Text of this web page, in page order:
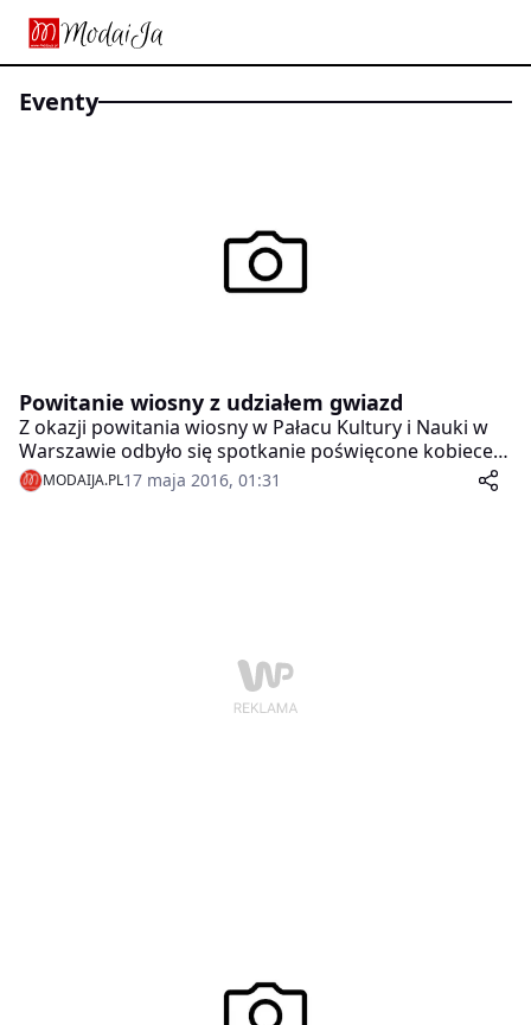
eventy
Powitanie wiosny z udziałem gwiazd
Z okazji powitania wiosny w Pałacu Kultury i Nauki w
Warszawie odbyło się spotkanie poświęcone kobiecej
urodzie, którego organizatorem była Klinika Medycyny
Estetycznej dr Potockiego& dr Pełki.
MODAIJA.PL17 maja 2016, 01:31